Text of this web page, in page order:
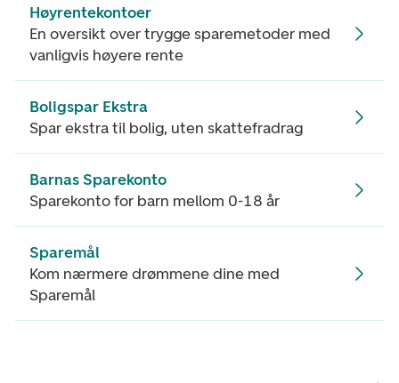
Høyrentekontoer
En oversikt over trygge sparemetoder med
vanligvis høyere rente
Boligspar Ekstra
Spar ekstra til bolig, uten skattefradrag
Barnas Sparekonto
Sparekonto for barn mellom 0-18 år
Sparemål
Kom nærmere drømmene dine med
Sparemål